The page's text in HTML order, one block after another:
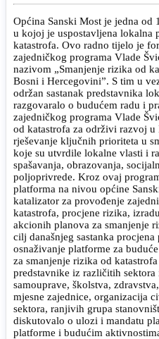
Općina Sanski Most je jedna od
u kojoj je uspostavljena lokalna
katastrofa. Ovo radno tijelo je
zajedničkog programa Vlade
nazivom „Smanjenje rizika od
Bosni i Hercegovini”. S tim u
održan sastanak predstavnika
razgovaralo o budućem radu i
zajedničkog programa Vlade
od katastrofa za održivi razvoj
rješevanje ključnih prioriteta u
koje su utvrdile lokalne vlasti i
spašavanja, obrazovanja,
poljoprivrede. Kroz ovaj
platforma na nivou općine
katalizator za provođenje
katastrofa, procjene rizika,
akcionih planova za smanjenje
cilj današnjeg sastanka
osnaživanje platforme za
za smanjenje rizika od
predstavnike iz različitih
samouprave, školstva,
mjesne zajednice, organizacija
sektora, ranjivih grupa
diskutovalo o ulozi i mandatu
platforme i budućim